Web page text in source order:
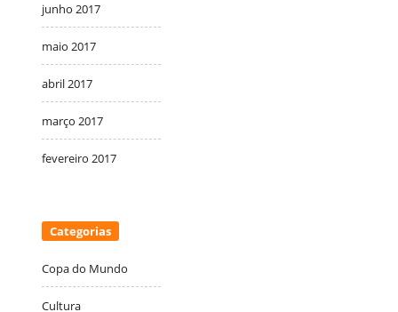
junho 2017
maio 2017
abril 2017
março 2017
fevereiro 2017
Categorias
Copa do Mundo
Cultura